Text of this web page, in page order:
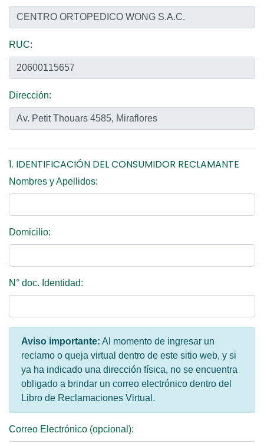
RUC:
Dirección:
1. IDENTIFICACIÓN DEL CONSUMIDOR RECLAMANTE
Nombres y Apellidos:
Domicilio:
N° doc. Identidad:
Aviso importante: Al momento de ingresar un
reclamo o queja virtual dentro de este sitio web, y si
ya ha indicado una dirección física, no se encuentra
obligado a brindar un correo electrónico dentro del
Libro de Reclamaciones Virtual.
Correo Electrónico (opcional):